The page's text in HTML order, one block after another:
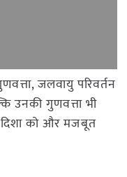
जलवायु परिवर्तन
उनकी गुणवत्ता भी
को और मजबूत